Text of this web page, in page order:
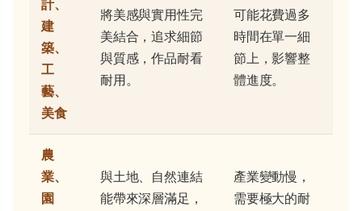
計、
建
築、
工
藝、
美食
將美感與實用性完
美結合，追求細節
與質感，作品耐看
耐用。
可能花費過多
時間在單一細
節上，影響整
體進度。
農
業、
園
與土地、自然連結
能帶來深層滿足，
產業變動慢，
需要極大的耐